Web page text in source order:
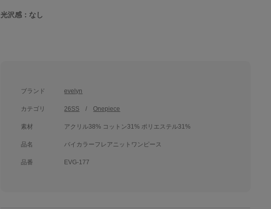
光沢感：なし
ブランド evelyn
カテゴリ 26SS Onepiece
素材 アクリル38% コットン31% ポリエステル31%
品名 バイカラーフレアニットワンピース
品番 EVG-177